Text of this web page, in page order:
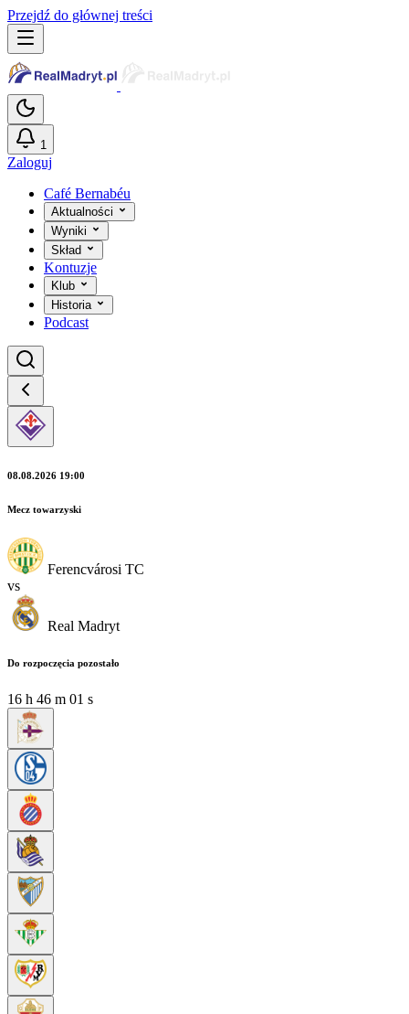
Przejdź do głównej treści
1
Zaloguj
Café Bernabéu
Aktualności
Wyniki
Skład
Kontuzje
Klub
Historia
Podcast
08.08.2026 19:00
Mecz towarzyski
Ferencvárosi TC
vs
Real Madryt
Do rozpoczęcia pozostało
16 h 46 m 01 s